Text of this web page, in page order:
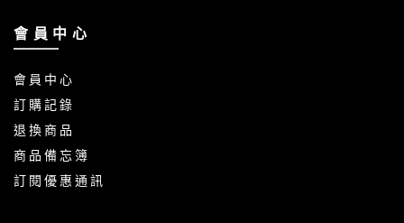
會 員 中 心
會 員 中 心
訂 購 記 錄
退 換 商 品
商 品 備 忘 簿
訂 閱 優 惠 通 訊